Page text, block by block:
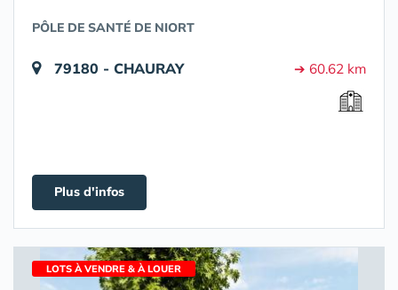
PÔLE DE SANTÉ DE NIORT
79180 - CHAURAY ➔ 60.62 km
Plus d'infos
LOTS À VENDRE & À LOUER